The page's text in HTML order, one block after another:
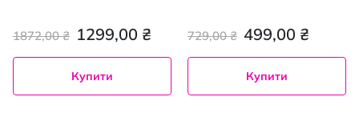
1299,00 ₴
1872,00 ₴
Купити
499,00 ₴
729,00 ₴
Купити